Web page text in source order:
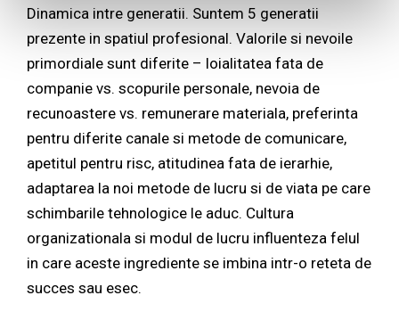
Dinamica intre generatii. Suntem 5 generatii
prezente in spatiul profesional. Valorile si nevoile
primordiale sunt diferite – loialitatea fata de
companie vs. scopurile personale, nevoia de
recunoastere vs. remunerare materiala, preferinta
pentru diferite canale si metode de comunicare,
apetitul pentru risc, atitudinea fata de ierarhie,
adaptarea la noi metode de lucru si de viata pe care
schimbarile tehnologice le aduc. Cultura
organizationala si modul de lucru influenteza felul
in care aceste ingrediente se imbina intr-o reteta de
succes sau esec.